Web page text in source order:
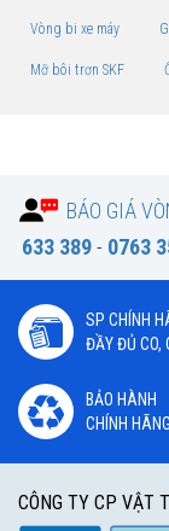
Vòng bi xe máy
Mỡ bôi trơn SKF
BÁO GIÁ
633 389- 0763
SP CHÍNH
ĐẦY ĐỦ CO,
BẢO HÀNH
CHÍNH HÃNG
CÔNG TY CP VẬT